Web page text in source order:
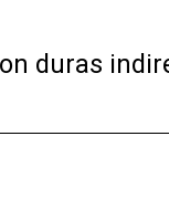
duras